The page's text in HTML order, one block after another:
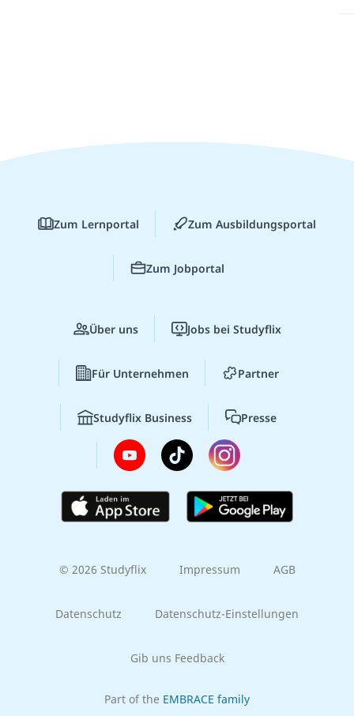
Zum Lernportal Zum Ausbildungsportal
Zum Jobportal
Über uns Jobs bei Studyflix
Für Unternehmen Partner
Studyflix Business Presse
© 2026 Studyflix Impressum AGB
Datenschutz Datenschutz-Einstellungen
Gib uns Feedback
Part of the EMBRACE family